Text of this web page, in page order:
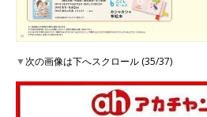
▼次の画像は下へスクロール (35/37)